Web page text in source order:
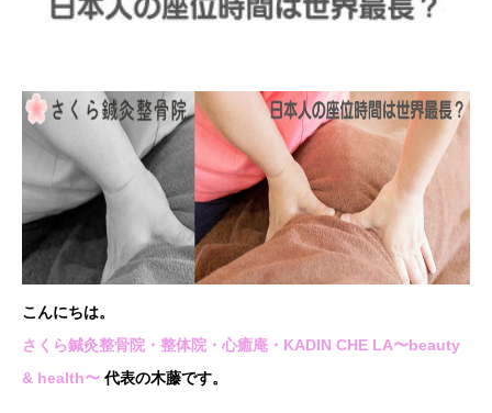
こんにちは。
さくら鍼灸整骨院・整体院・心癒庵・KADIN CHE LA〜beauty
& health〜 代表の木藤です。